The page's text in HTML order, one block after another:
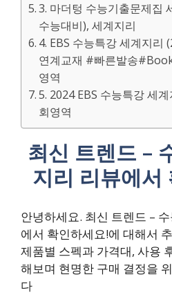
3. 마더텅 수능기출문제집
수능대비), 세계지리
4. EBS 수능특강 세계지리
연계교재 #빠른발송
영역
5. 2024 EBS 수능특강 세
회영역
최신 트렌드 –
지리 리뷰에서
안녕하세요. 최신 트렌드 –
에서 확인하세요!에 대해서
제품별 스펙과 가격대, 사용
해보며 현명한 구매 결정을
다